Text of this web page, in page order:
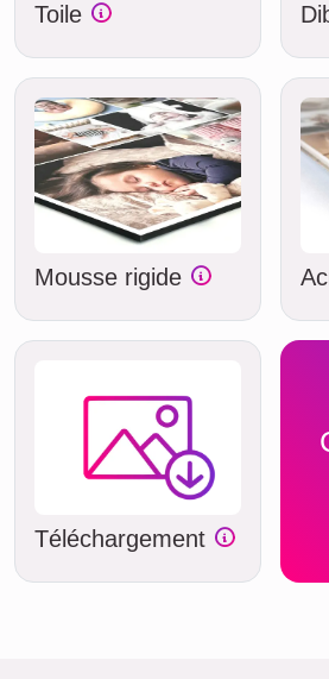
Toile
Mousse rigide
Téléchargement